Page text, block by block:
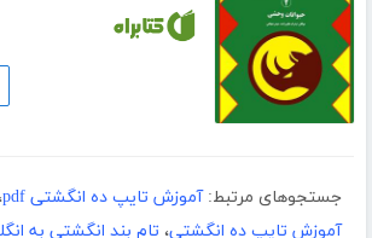
جستجوهای مرتبط: آموزش تایپ ده انگشتی pdf
آموزش تایپ ده انگشتی، تام بند انگشتی به